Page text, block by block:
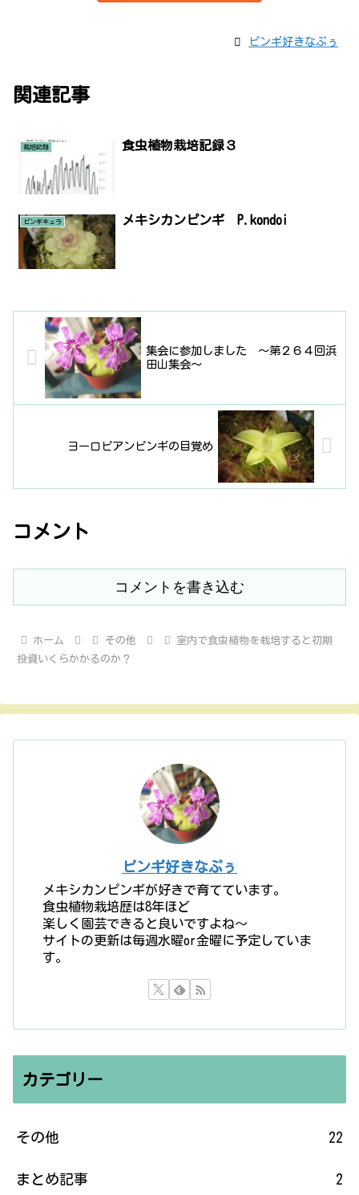
ピンギ好きなぷぅ
関連記事
栽培記録 食虫植物栽培記録３
ピンギキュラ メキシカンピンギ P.kondoi
集会に参加しました 〜第２６４回浜
田山集会〜
ヨーロピアンピンギの目覚め
コメント
コメントを書き込む
ホーム その他
室内で食虫植物を栽培すると初期
投資いくらかかるのか？
ピンギ好きなぷぅ
メキシカンピンギが好きで育てています。
食虫植物栽培歴は8年ほど
楽しく園芸できると良いですよね〜
サイトの更新は毎週水曜or金曜に予定していま
す。
カテゴリー
その他 22
まとめ記事 2